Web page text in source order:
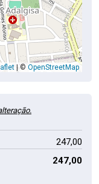
|© OpenStreetMap
247,00
247,00